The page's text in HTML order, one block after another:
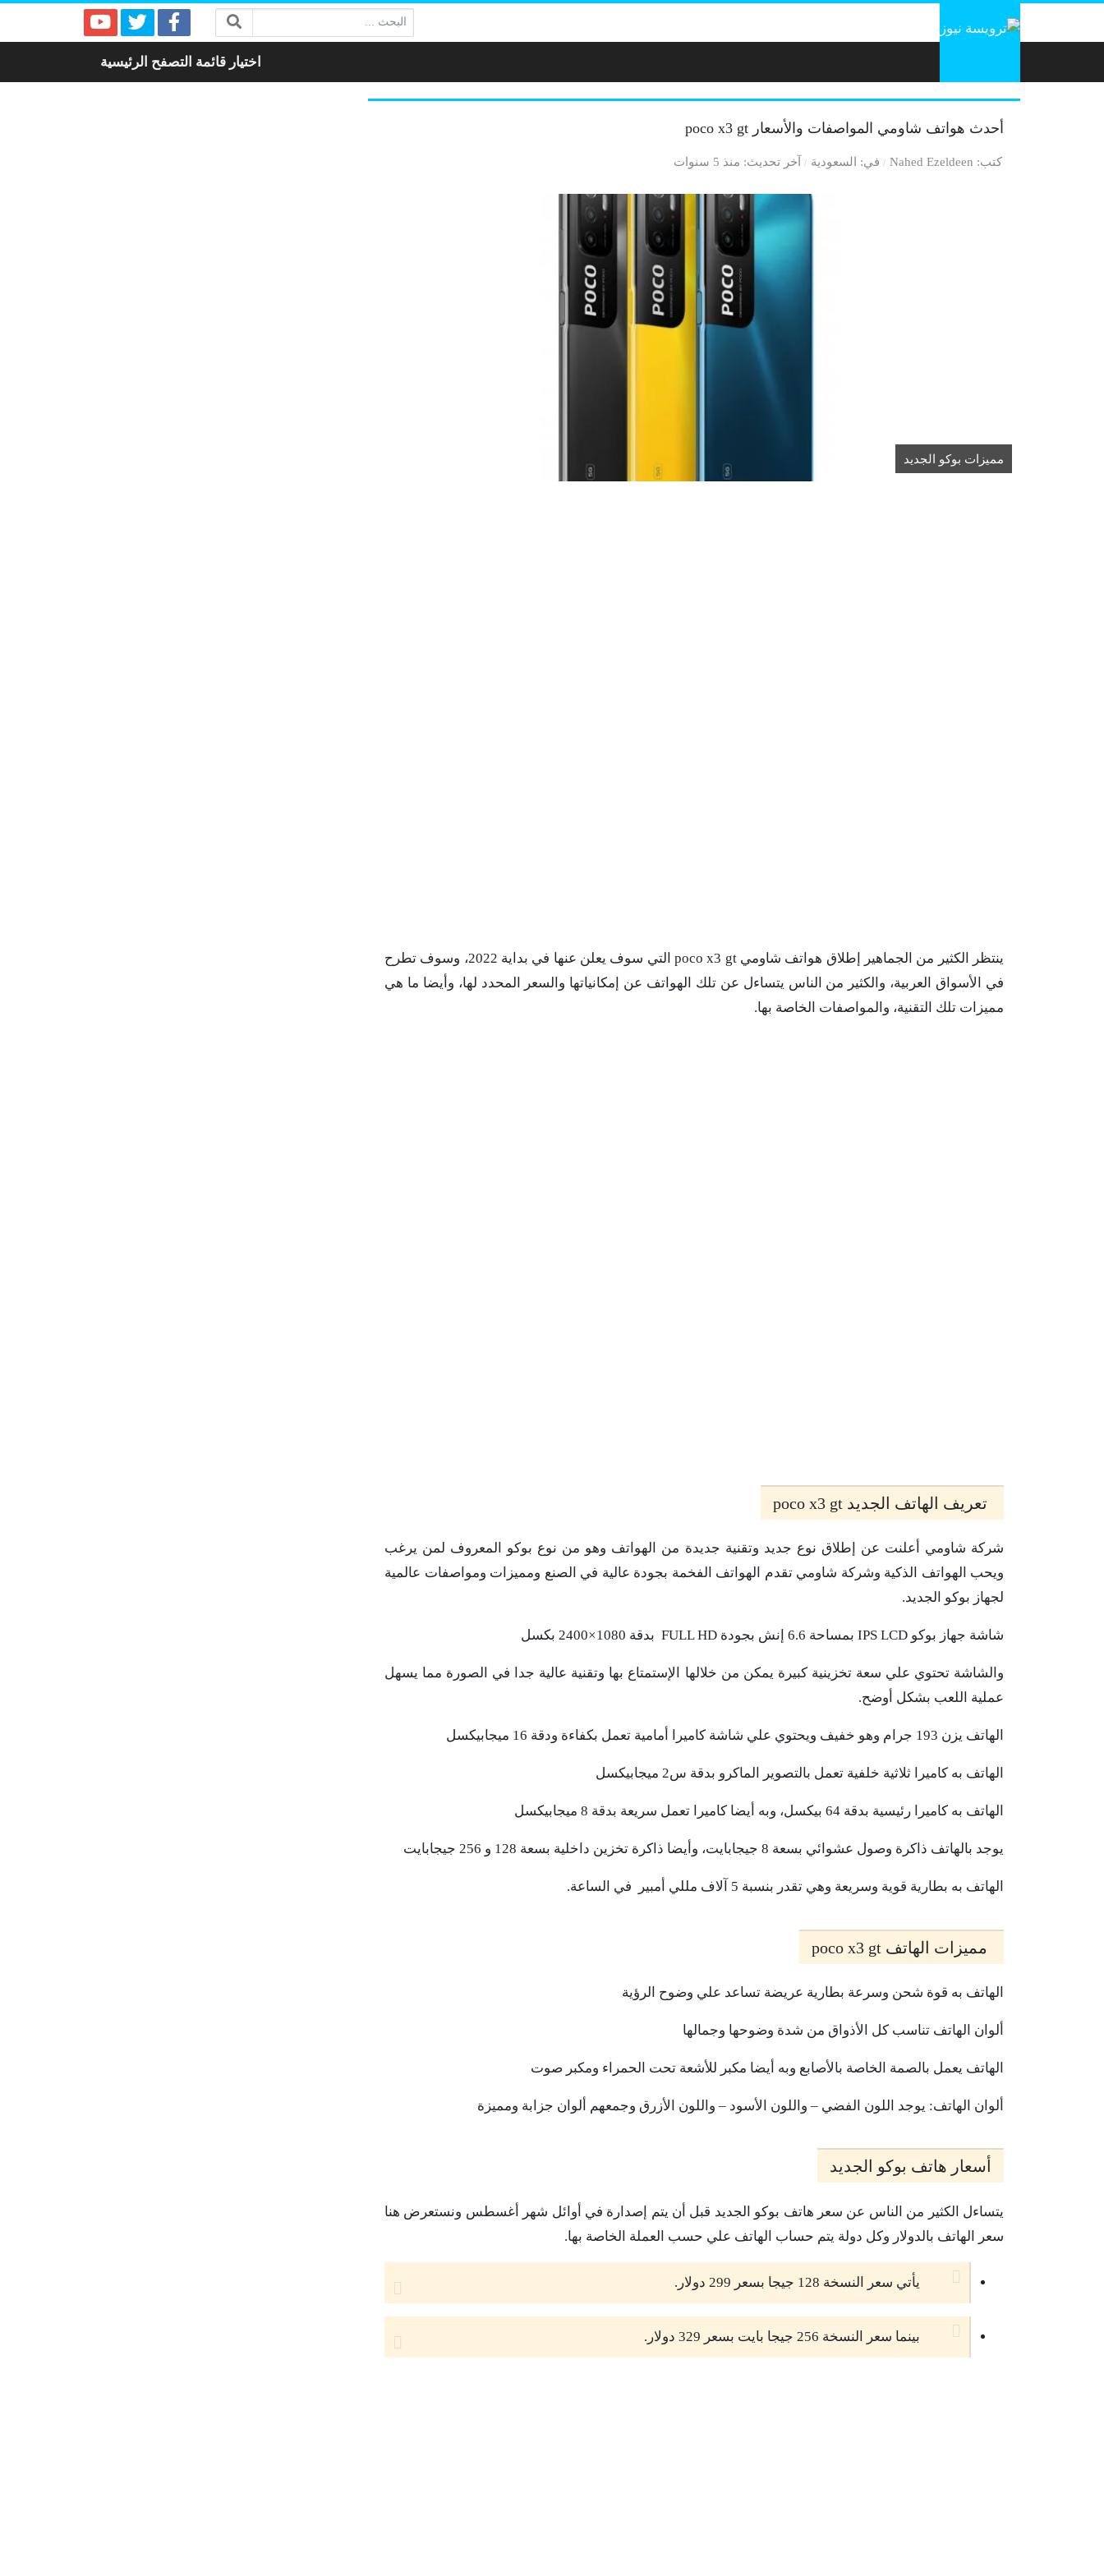
البحث:
اختيار قائمة التصفح الرئيسية
أحدث هواتف شاومي المواصفات والأسعار poco x3 gt
كتب Nahed Ezeldeen في السعودية آخر تحديث منذ 5 سنوات
مميزات بوكو الجديد
ينتظر الكثير من الجماهير إطلاق هواتف شاومي poco x3 gt التي سوف يعلن عنها في بداية 2022، وسوف تطرح
في الأسواق العربية، والكثير من الناس يتساءل عن تلك الهواتف عن إمكانياتها والسعر المحدد لها، وأيضا ما هي
مميزات تلك التقنية، والمواصفات الخاصة بها.
تعريف الهاتف الجديد poco x3 gt
شركة شاومي أعلنت عن إطلاق نوع جديد وتقنية جديدة من الهواتف وهو من نوع بوكو المعروف لمن يرغب
ويحب الهواتف الذكية وشركة شاومي تقدم الهواتف الفخمة بجودة عالية في الصنع ومميزات ومواصفات عالمية
لجهاز بوكو الجديد.
شاشة جهاز بوكو IPS LCD بمساحة 6.6 إنش بجودة FULL HD بدقة 1080×2400 بكسل
والشاشة تحتوي علي سعة تخزينية كبيرة يمكن من خلالها الإستمتاع بها وتقنية عالية جدا في الصورة مما يسهل
عملية اللعب بشكل أوضح.
الهاتف يزن 193 جرام وهو خفيف ويحتوي علي شاشة كاميرا أمامية تعمل بكفاءة ودقة 16 ميجابيكسل
الهاتف به كاميرا ثلاثية خلفية تعمل بالتصوير الماكرو بدقة س2 ميجابيكسل
الهاتف به كاميرا رئيسية بدقة 64 بيكسل، وبه أيضا كاميرا تعمل سريعة بدقة 8 ميجابيكسل
يوجد بالهاتف ذاكرة وصول عشوائي بسعة 8 جيجابايت، وأيضا ذاكرة تخزين داخلية بسعة 128 و 256 جيجابايت
الهاتف به بطارية قوية وسريعة وهي تقدر بنسبة 5 آلاف مللي أمبير في الساعة.
مميزات الهاتف poco x3 gt
الهاتف به قوة شحن وسرعة بطارية عريضة تساعد علي وضوح الرؤية
ألوان الهاتف تناسب كل الأذواق من شدة وضوحها وجمالها
الهاتف يعمل بالصمة الخاصة بالأصابع وبه أيضا مكبر للأشعة تحت الحمراء ومكبر صوت
ألوان الهاتف: يوجد اللون الفضي – واللون الأسود – واللون الأزرق وجمعهم ألوان جزابة ومميزة
أسعار هاتف بوكو الجديد
يتساءل الكثير من الناس عن سعر هاتف بوكو الجديد قبل أن يتم إصدارة في أوائل شهر أغسطس ونستعرض هنا
سعر الهاتف بالدولار وكل دولة يتم حساب الهاتف علي حسب العملة الخاصة بها.
يأتي سعر النسخة 128 جيجا بسعر 299 دولار.
بينما سعر النسخة 256 جيجا بايت بسعر 329 دولار.